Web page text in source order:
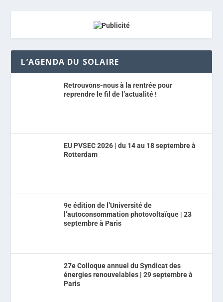
L’AGENDA DU SOLAIRE
Retrouvons-nous à la rentrée pour
reprendre le fil de l’actualité !
EU PVSEC 2026 | du 14 au 18 septembre à
Rotterdam
9e édition de l’Université de
l’autoconsommation photovoltaïque | 23
septembre à Paris
27e Colloque annuel du Syndicat des
énergies renouvelables | 29 septembre à
Paris